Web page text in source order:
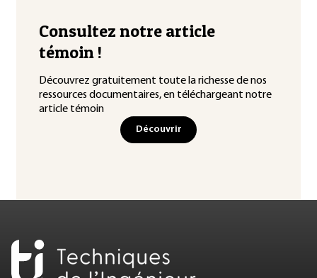
Consultez notre article
témoin !
Découvrez gratuitement toute la richesse de nos
ressources documentaires, en téléchargeant notre
article témoin
Découvrir